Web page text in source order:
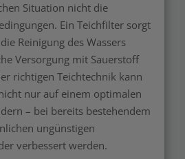
Situation nicht die
Ein Teichfilter sorgt
Reinigung des Wassers
Versorgung mit Sauerstoff
richtigen Teichtechnik kann
nur auf einem optimalen
– bei bereits bestehendem
ungünstigen
verbessert werden.